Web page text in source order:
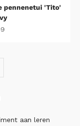
pennenetui 'Tito'
aan leren